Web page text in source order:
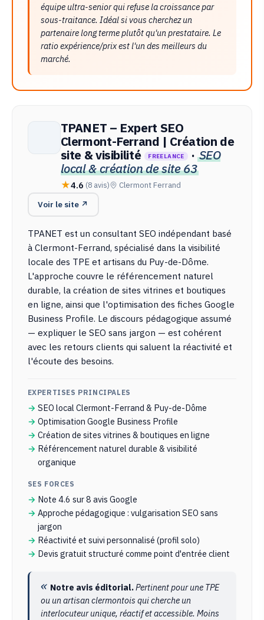
équipe ultra-senior qui refuse la croissance par
sous-traitance. Idéal si vous cherchez un
partenaire long terme plutôt qu'un prestataire. Le
ratio expérience/prix est l'un des meilleurs du
marché.
TPANET – Expert SEO
Clermont-Ferrand | Création de
site & visibilité
FREELANCE ·SEO
local & création de site 63
4.6 (8 avis) Clermont Ferrand
Voir le site ↗
TPANET est un consultant SEO indépendant basé
à Clermont-Ferrand, spécialisé dans la visibilité
locale des TPE et artisans du Puy-de-Dôme.
L'approche couvre le référencement naturel
durable, la création de sites vitrines et boutiques
en ligne, ainsi que l'optimisation des fiches Google
Business Profile. Le discours pédagogique assumé
— expliquer le SEO sans jargon — est cohérent
avec les retours clients qui saluent la réactivité et
l'écoute des besoins.
EXPERTISES PRINCIPALES
SEO local Clermont-Ferrand & Puy-de-Dôme
Optimisation Google Business Profile
Création de sites vitrines & boutiques en ligne
Référencement naturel durable & visibilité
organique
SES FORCES
Note 4.6 sur 8 avis Google
Approche pédagogique : vulgarisation SEO sans
jargon
Réactivité et suivi personnalisé (profil solo)
Devis gratuit structuré comme point d'entrée client
Notre avis éditorial.Pertinent pour une TPE
ou un artisan clermontois qui cherche un
interlocuteur unique, réactif et accessible. Moins